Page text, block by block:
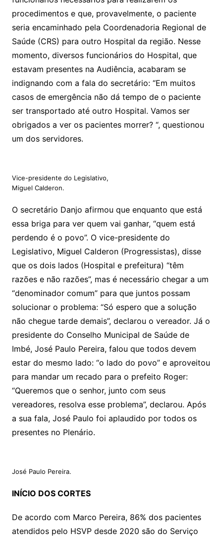
procedimentos e que, provavelmente, o paciente
seria encaminhado pela Coordenadoria Regional de
Saúde (CRS) para outro Hospital da região. Nesse
momento, diversos funcionários do Hospital, que
estavam presentes na Audiência, acabaram se
indignando com a fala do secretário: “Em muitos
casos de emergência não dá tempo de o paciente
ser transportado até outro Hospital. Vamos ser
obrigados a ver os pacientes morrer? “, questionou
um dos servidores.
Vice-presidente do Legislativo,
Miguel Calderon.
O secretário Danjo afirmou que enquanto que está
essa briga para ver quem vai ganhar, “quem está
perdendo é o povo”. O vice-presidente do
Legislativo, Miguel Calderon (Progressistas), disse
que os dois lados (Hospital e prefeitura) “têm
razões e não razões”, mas é necessário chegar a um
“denominador comum” para que juntos possam
solucionar o problema: “Só espero que a solução
não chegue tarde demais”, declarou o vereador. Já o
presidente do Conselho Municipal de Saúde de
Imbé, José Paulo Pereira, falou que todos devem
estar do mesmo lado: “o lado do povo” e aproveitou
para mandar um recado para o prefeito Roger:
“Queremos que o senhor, junto com seus
vereadores, resolva esse problema”, declarou. Após
a sua fala, José Paulo foi aplaudido por todos os
presentes no Plenário.
José Paulo Pereira.
INÍCIO DOS CORTES
De acordo com Marco Pereira, 86% dos pacientes
atendidos pelo HSVP desde 2020 são do Serviço